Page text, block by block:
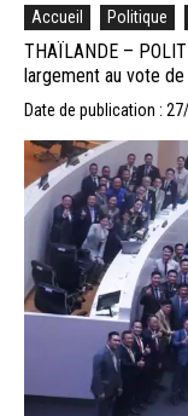
Accueil Politique
THAÏLANDE –
largement au vote
Date de publication :